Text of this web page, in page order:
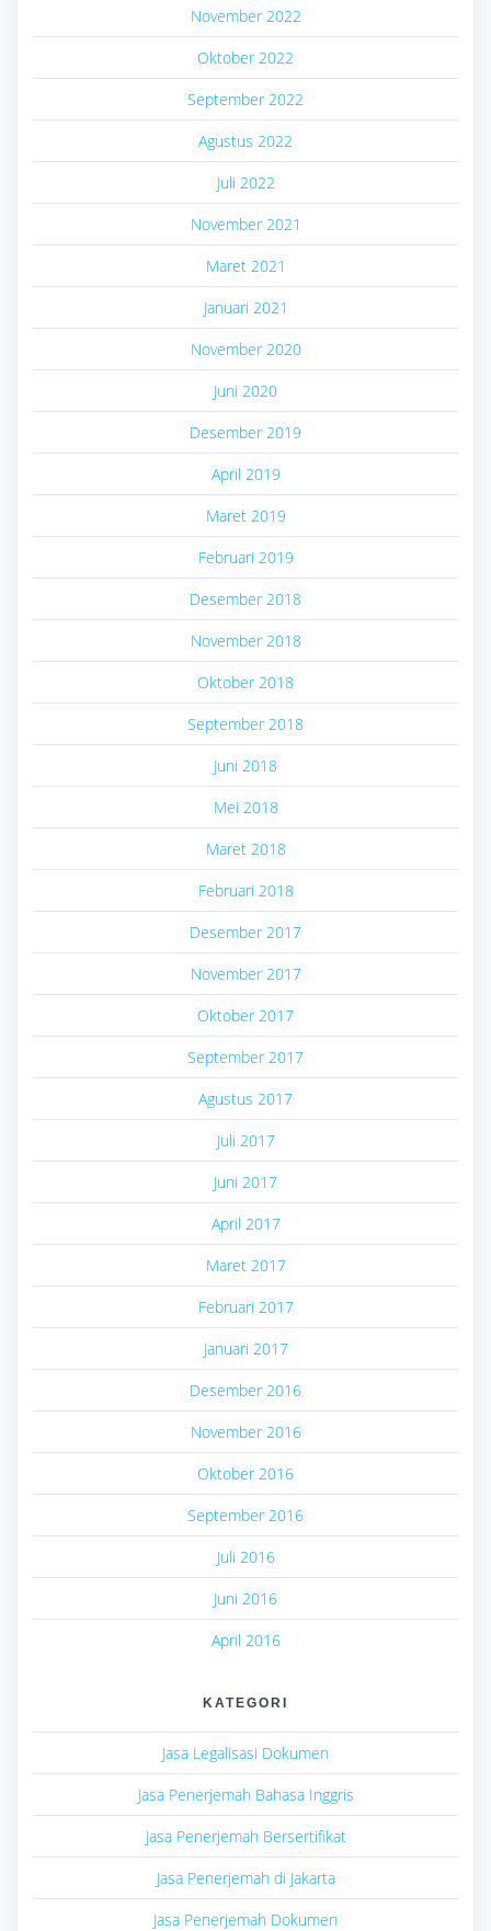
November 2022
Oktober 2022
September 2022
Agustus 2022
Juli 2022
November 2021
Maret 2021
Januari 2021
November 2020
Juni 2020
Desember 2019
April 2019
Maret 2019
Februari 2019
Desember 2018
November 2018
Oktober 2018
September 2018
Juni 2018
Mei 2018
Maret 2018
Februari 2018
Desember 2017
November 2017
Oktober 2017
September 2017
Agustus 2017
Juli 2017
Juni 2017
April 2017
Maret 2017
Februari 2017
Januari 2017
Desember 2016
November 2016
Oktober 2016
September 2016
Juli 2016
Juni 2016
April 2016
KATEGORI
Jasa Legalisasi Dokumen
Jasa Penerjemah Bahasa Inggris
Jasa Penerjemah Bersertifikat
Jasa Penerjemah di Jakarta
Jasa Penerjemah Dokumen